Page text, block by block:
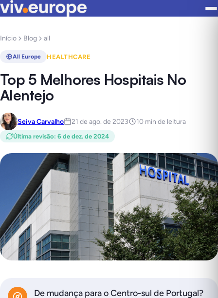
Início Blog all
All Europe HEALTHCARE
Top 5 Melhores Hospitais No
Alentejo
Seiva Carvalho 21 de ago. de 2023 10 min de leitura
Última revisão: 6 de dez. de 2024
De mudança para o Centro-sul de Portugal?